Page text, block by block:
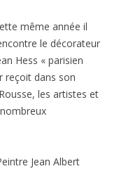
même année il
le décorateur
Hess « parisien
reçoit dans son
les artistes et
Jean Albert